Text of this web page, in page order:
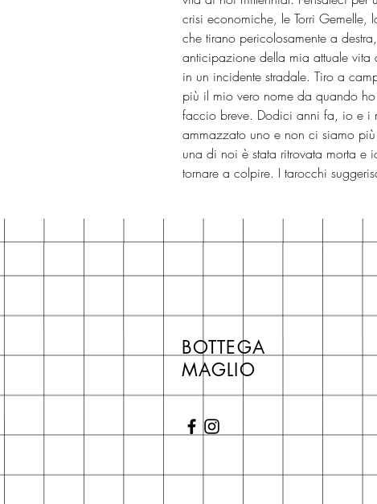
crisi economiche, le Torri Gemelle,
che tirano pericolosamente a
anticipazione della mia attuale vita
in un incidente stradale. Tiro a
più il mio vero nome da quando
faccio breve. Dodici anni fa, io e i
ammazzato uno e non ci siamo
una di noi è stata ritrovata morta e
tornare a colpire. I tarocchi
BOTTEGA
MAGLIO